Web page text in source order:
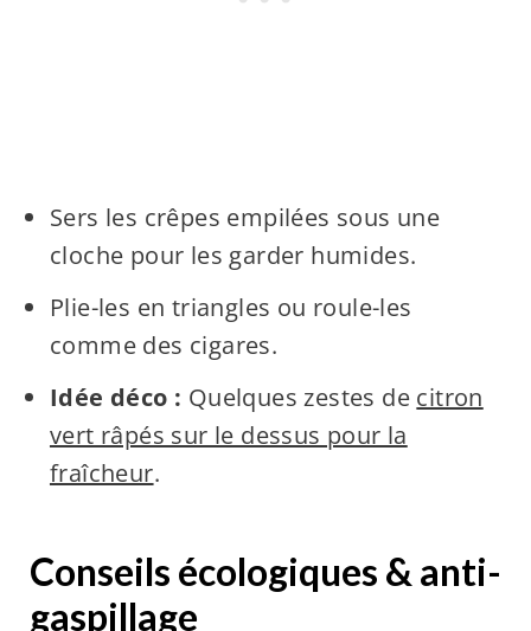
Sers les crêpes empilées sous une
cloche pour les garder humides.
Plie-les en triangles ou roule-les
comme des cigares.
Idée déco : Quelques zestes de citron
vert râpés sur le dessus pour la
fraîcheur.
Conseils écologiques & anti-
gaspillage